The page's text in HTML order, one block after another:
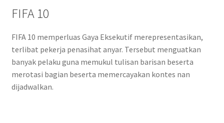
FIFA 10
FIFA 10 memperluas Gaya Eksekutif merepresentasikan,
terlibat pekerja penasihat anyar. Tersebut menguatkan
banyak pelaku guna memukul tulisan barisan beserta
merotasi bagian beserta memercayakan kontes nan
dijadwalkan.